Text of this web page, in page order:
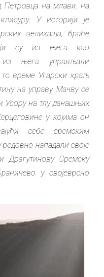
Петровца на млави, на
У историји је
великаша, браће
су из њега као
из њега управљали
време Угарски краљ
на управу Мачву се
Усору на тлу данашњих
у којима он
себе сремским
нападали своје
Драгутинову Сремску
у својеврсно